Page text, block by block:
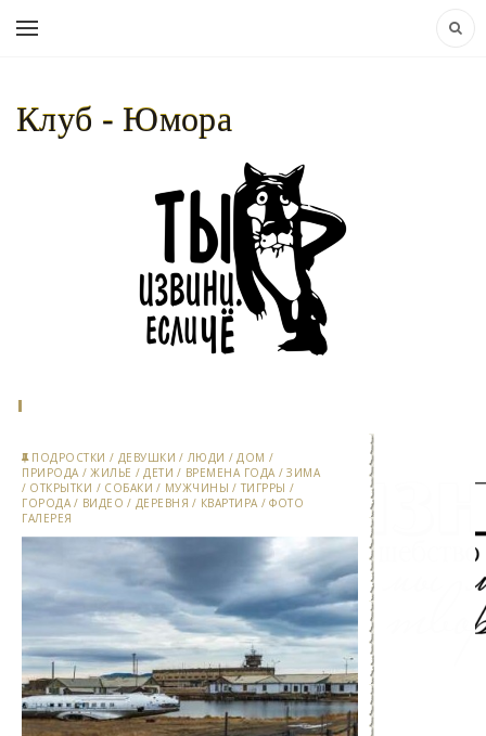
Клуб - Юмора
ПОДРОСТКИ / ДЕВУШКИ / ЛЮДИ /ДОМ /
ПРИРОДА /ЖИЛЬЕ /ДЕТИ / ВРЕМЕНА ГОДА /ЗИМА
/ ОТКРЫТКИ / СОБАКИ / МУЖЧИНЫ / ТИГРРЫ /
ГОРОДА / ВИДЕО / ДЕРЕВНЯ / КВАРТИРА /ФОТО
ГАЛЕРЕЯ